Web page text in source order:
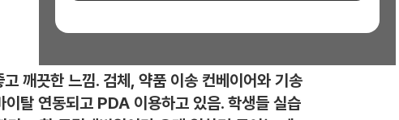
깨끗한 느낌. 검체, 약품 이송 컨베이어와 기송
탈 연동되고 PDA 이용하고 있음. 학생들 실습